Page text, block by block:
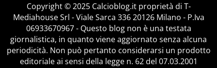
Copyright © 2025 Calcioblog.it proprietà di T-
Mediahouse Srl - Viale Sarca 336 20126 Milano - P.Iva
06933670967 - Questo blog non è una testata
giornalistica, in quanto viene aggiornato senza alcuna
periodicità. Non può pertanto considerarsi un prodotto
editoriale ai sensi della legge n. 62 del 07.03.2001